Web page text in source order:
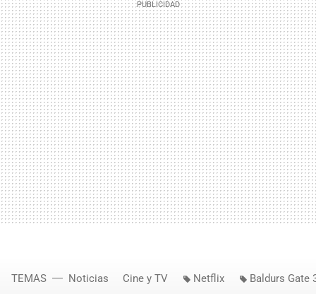
TEMAS Noticias Cine y TV Netflix Baldurs Gate